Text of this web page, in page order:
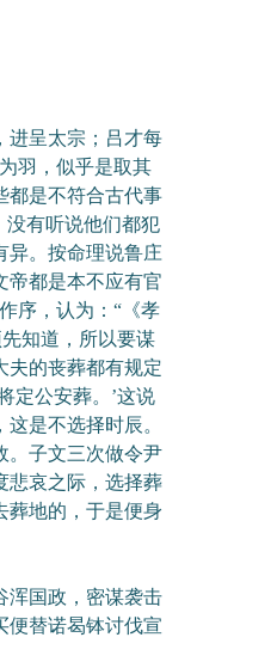
呈太宗；吕才每
羽，似乎是取其
都是不符合古代事
没有听说他们都犯
异。按命理说鲁庄
帝都是本不应有官
序，认为：“《孝
知道，所以要谋
夫的丧葬都有规定
定公安葬。’这说
是不选择时辰。
。子文三次做令尹
悲哀之际，选择葬
葬地的，于是便身
国政，密谋袭击
便替诺曷钵讨伐宣